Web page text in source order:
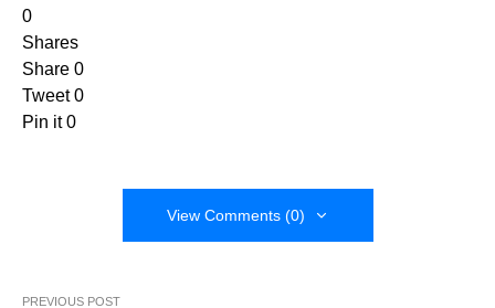
0
Shares
Share 0
Tweet 0
Pin it 0
View Comments (0)
PREVIOUS POST